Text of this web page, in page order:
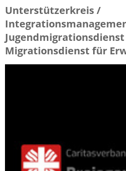
Unterstützerkreis /
Jugendmigrationsdienst
Migrationsdienst für